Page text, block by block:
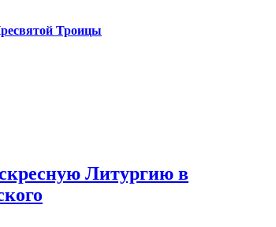
Троицы
Литургию в